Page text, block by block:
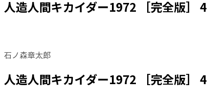
人造人間キカイダー1972 ［完全版］ 4
石ノ森章太郎
人造人間キカイダー1972 ［完全版］ 4